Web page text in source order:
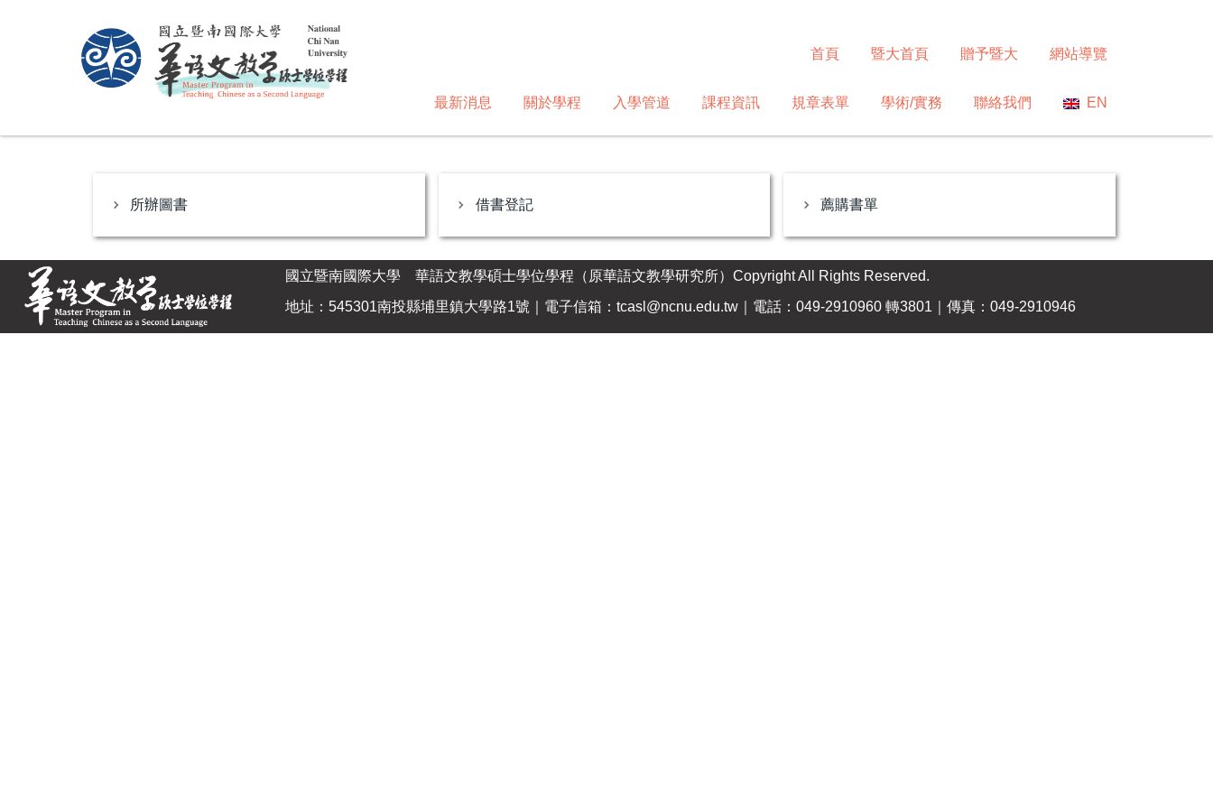
首頁 暨大首頁 贈予暨大 網站導覽
最新消息 關於學程 入學管道 課程資訊 規章表單 學術/實務 聯絡我們 EN
所辦圖書 借書登記 薦購書單
國立暨南國際大學 華語文教學碩士學位學程（原華語文教學研究所）Copyright All Rights Reserved.
地址：545301南投縣埔里鎮大學路1號｜電子信箱： tcasl@ncnu.edu.tw ｜電話：049-2910960 轉3801｜傳真：049-2910946